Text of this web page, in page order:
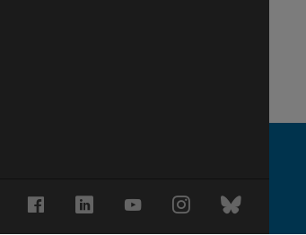
FacebookLinkedInYouTubeInstagramBluesky